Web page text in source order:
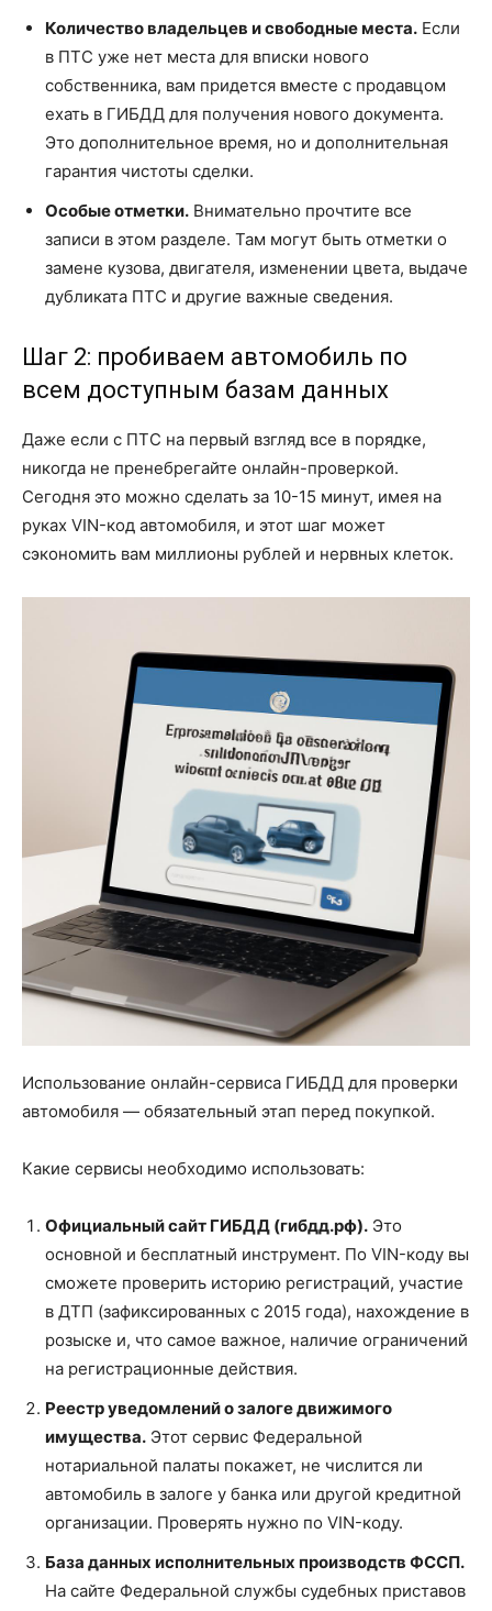
Количество владельцев и свободные места. Если
в ПТС уже нет места для вписки нового
собственника, вам придется вместе с продавцом
ехать в ГИБДД для получения нового документа.
Это дополнительное время, но и дополнительная
гарантия чистоты сделки.
Особые отметки. Внимательно прочтите все
записи в этом разделе. Там могут быть отметки о
замене кузова, двигателя, изменении цвета, выдаче
дубликата ПТС и другие важные сведения.
Шаг 2: пробиваем автомобиль по
всем доступным базам данных
Даже если с ПТС на первый взгляд все в порядке,
никогда не пренебрегайте онлайн-проверкой.
Сегодня это можно сделать за 10-15 минут, имея на
руках VIN-код автомобиля, и этот шаг может
сэкономить вам миллионы рублей и нервных клеток.
Использование онлайн-сервиса ГИБДД для проверки
автомобиля — обязательный этап перед покупкой.
Какие сервисы необходимо использовать:
Официальный сайт ГИБДД (гибдд.рф). Это
основной и бесплатный инструмент. По VIN-коду вы
сможете проверить историю регистраций, участие
в ДТП (зафиксированных с 2015 года), нахождение в
розыске и, что самое важное, наличие ограничений
на регистрационные действия.
Реестр уведомлений о залоге движимого
имущества. Этот сервис Федеральной
нотариальной палаты покажет, не числится ли
автомобиль в залоге у банка или другой кредитной
организации. Проверять нужно по VIN-коду.
База данных исполнительных производств ФССП.
На сайте Федеральной службы судебных приставов